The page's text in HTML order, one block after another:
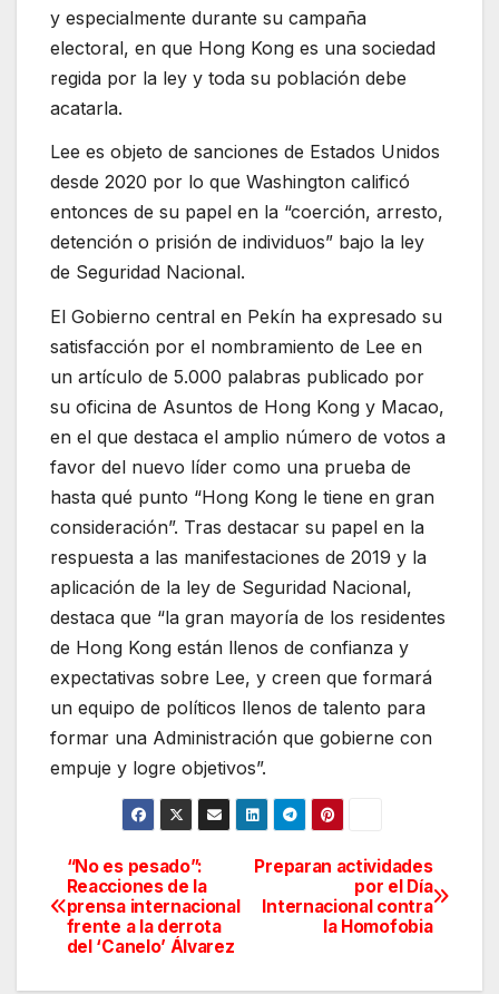
y especialmente durante su campaña
electoral, en que Hong Kong es una sociedad
regida por la ley y toda su población debe
acatarla.
Lee es objeto de sanciones de Estados Unidos
desde 2020 por lo que Washington calificó
entonces de su papel en la “coerción, arresto,
detención o prisión de individuos” bajo la ley
de Seguridad Nacional.
El Gobierno central en Pekín ha expresado su
satisfacción por el nombramiento de Lee en
un artículo de 5.000 palabras publicado por
su oficina de Asuntos de Hong Kong y Macao,
en el que destaca el amplio número de votos a
favor del nuevo líder como una prueba de
hasta qué punto “Hong Kong le tiene en gran
consideración”. Tras destacar su papel en la
respuesta a las manifestaciones de 2019 y la
aplicación de la ley de Seguridad Nacional,
destaca que “la gran mayoría de los residentes
de Hong Kong están llenos de confianza y
expectativas sobre Lee, y creen que formará
un equipo de políticos llenos de talento para
formar una Administración que gobierne con
empuje y logre objetivos”.
Navegación
de
Preparan actividades
por el Día
Internacional contra
la Homofobia
“No es pesado”:
Reacciones de la
prensa internacional
frente a la derrota
del ‘Canelo’ Álvarez